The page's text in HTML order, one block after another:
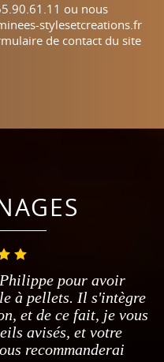
: JØTUL, Chazelles,
d'un service complet...
ou nous
stylesetcreations.fr
de contact du site
pour avoir
à pellets. Il s'intègre
et de ce fait, je vous
avisés, et votre
recommanderai